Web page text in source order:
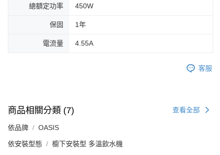
總額定功率 450W
保固 1年
電流量 4.55A
客服
商品相關分類 (7) 查看全部
依品牌 OASIS
依安裝型態 櫥下安裝型 多溫飲水機